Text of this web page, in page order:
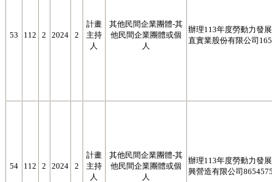
53 112 2 2024 2
計畫
主持
人
其他民間企業團體-其
他民間企業團體或個
人
辦理113年度勞動力發
直實業股份有限公司
54 112 2 2024 2
計畫
主持
人
其他民間企業團體-其
他民間企業團體或個
人
辦理113年度勞動力發
興營造有限公司